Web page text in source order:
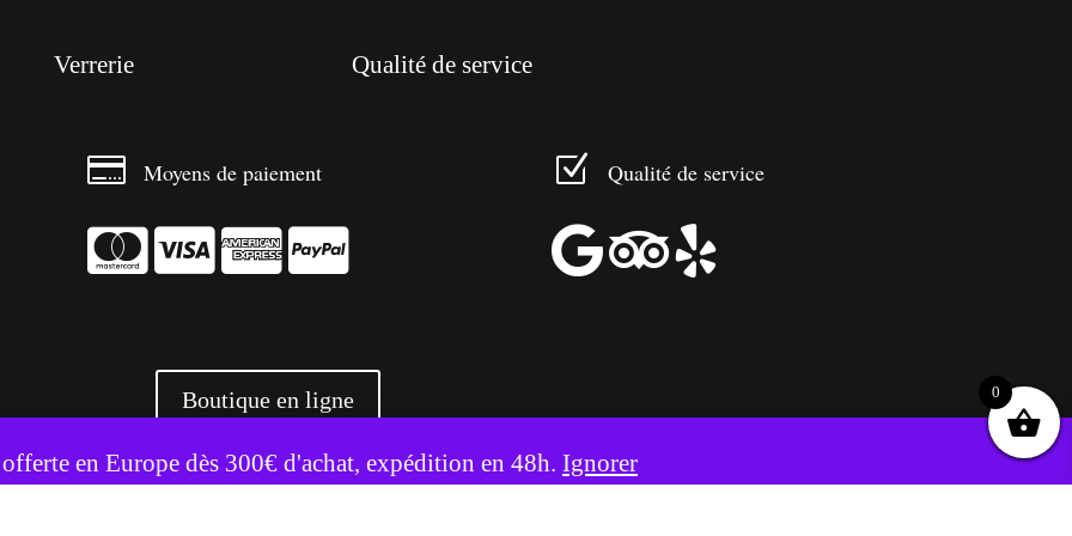
en Europe dès 300€ d'achat, expédition en 48h. Ignorer
Verrerie Qualité de service
 Moyens de paiement
  
Z Qualité de service

Boutique en ligne
+ 3500 références livrées partout en Europe
utilise des cookies pour améliorer votre expérience. Accepter Refuser
0